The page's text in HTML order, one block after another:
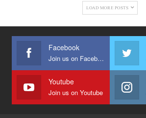
LOAD MORE POSTS
Facebook
Join us on Facebook
Youtube
Join us on Youtube